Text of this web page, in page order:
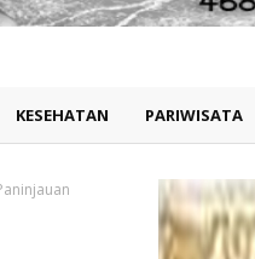
KESEHATAN PARIWISATA